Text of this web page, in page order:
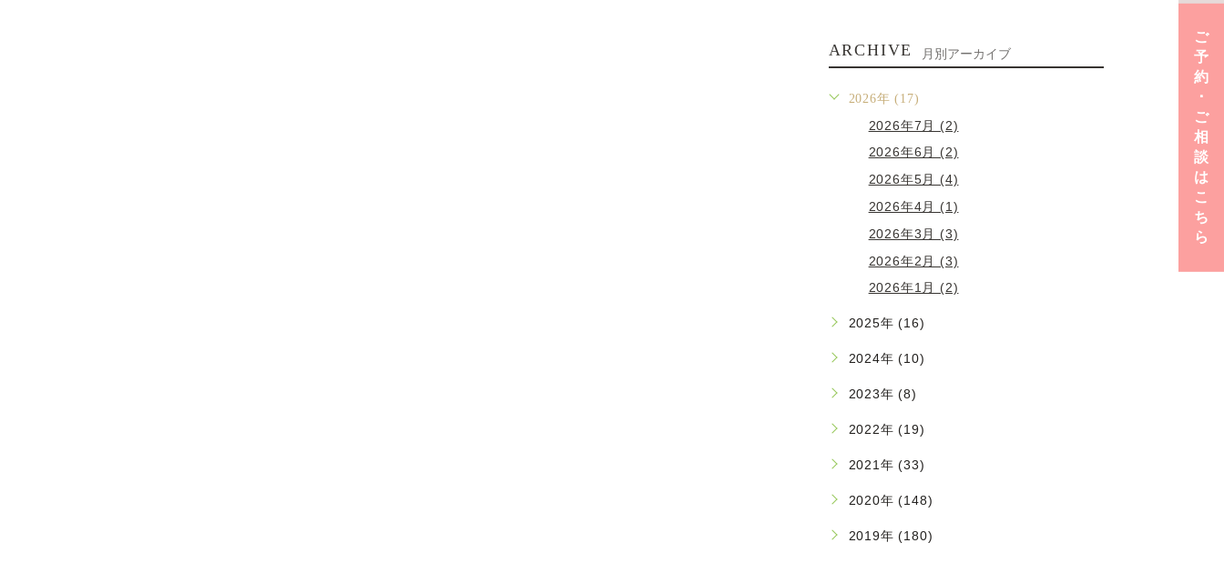
ご
予
約
･
ご
相
談
は
こ
ち
ら
ARCHIVE 月別アーカイブ
2026年 (17)
2026年7月 (2)
2026年6月 (2)
2026年5月 (4)
2026年4月 (1)
2026年3月 (3)
2026年2月 (3)
2026年1月 (2)
2025年 (16)
2024年 (10)
2023年 (8)
2022年 (19)
2021年 (33)
2020年 (148)
2019年 (180)